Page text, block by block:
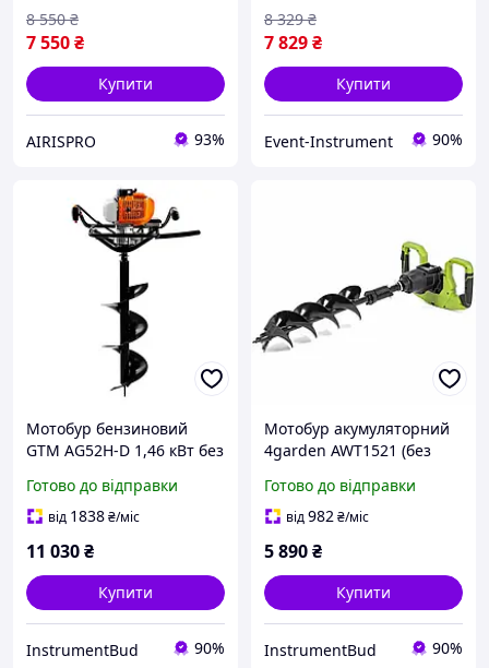
7 550₴
8 550 ₴
Купити
AIRISPRO 93%
7 829₴
8 329 ₴
Купити
Event-Instrument 90%
Мотобур бензиновий
GTM AG52H-D 1,46 кВт без
Готово до відправки
від 1838₴/міс
11 030₴
Купити
InstrumentBud 90%
Мотобур акумуляторний
4garden AWT1521 (без
бездротовий,
електричний мотобур,
Готово до відправки
від982₴/міс
5 890₴
Купити
InstrumentBud 90%